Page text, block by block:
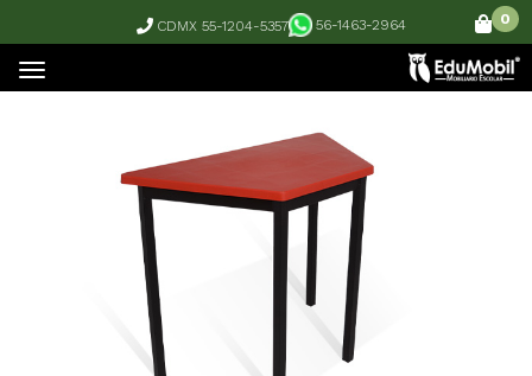
CDMX 55-1204-5357 56-1463-2964 0